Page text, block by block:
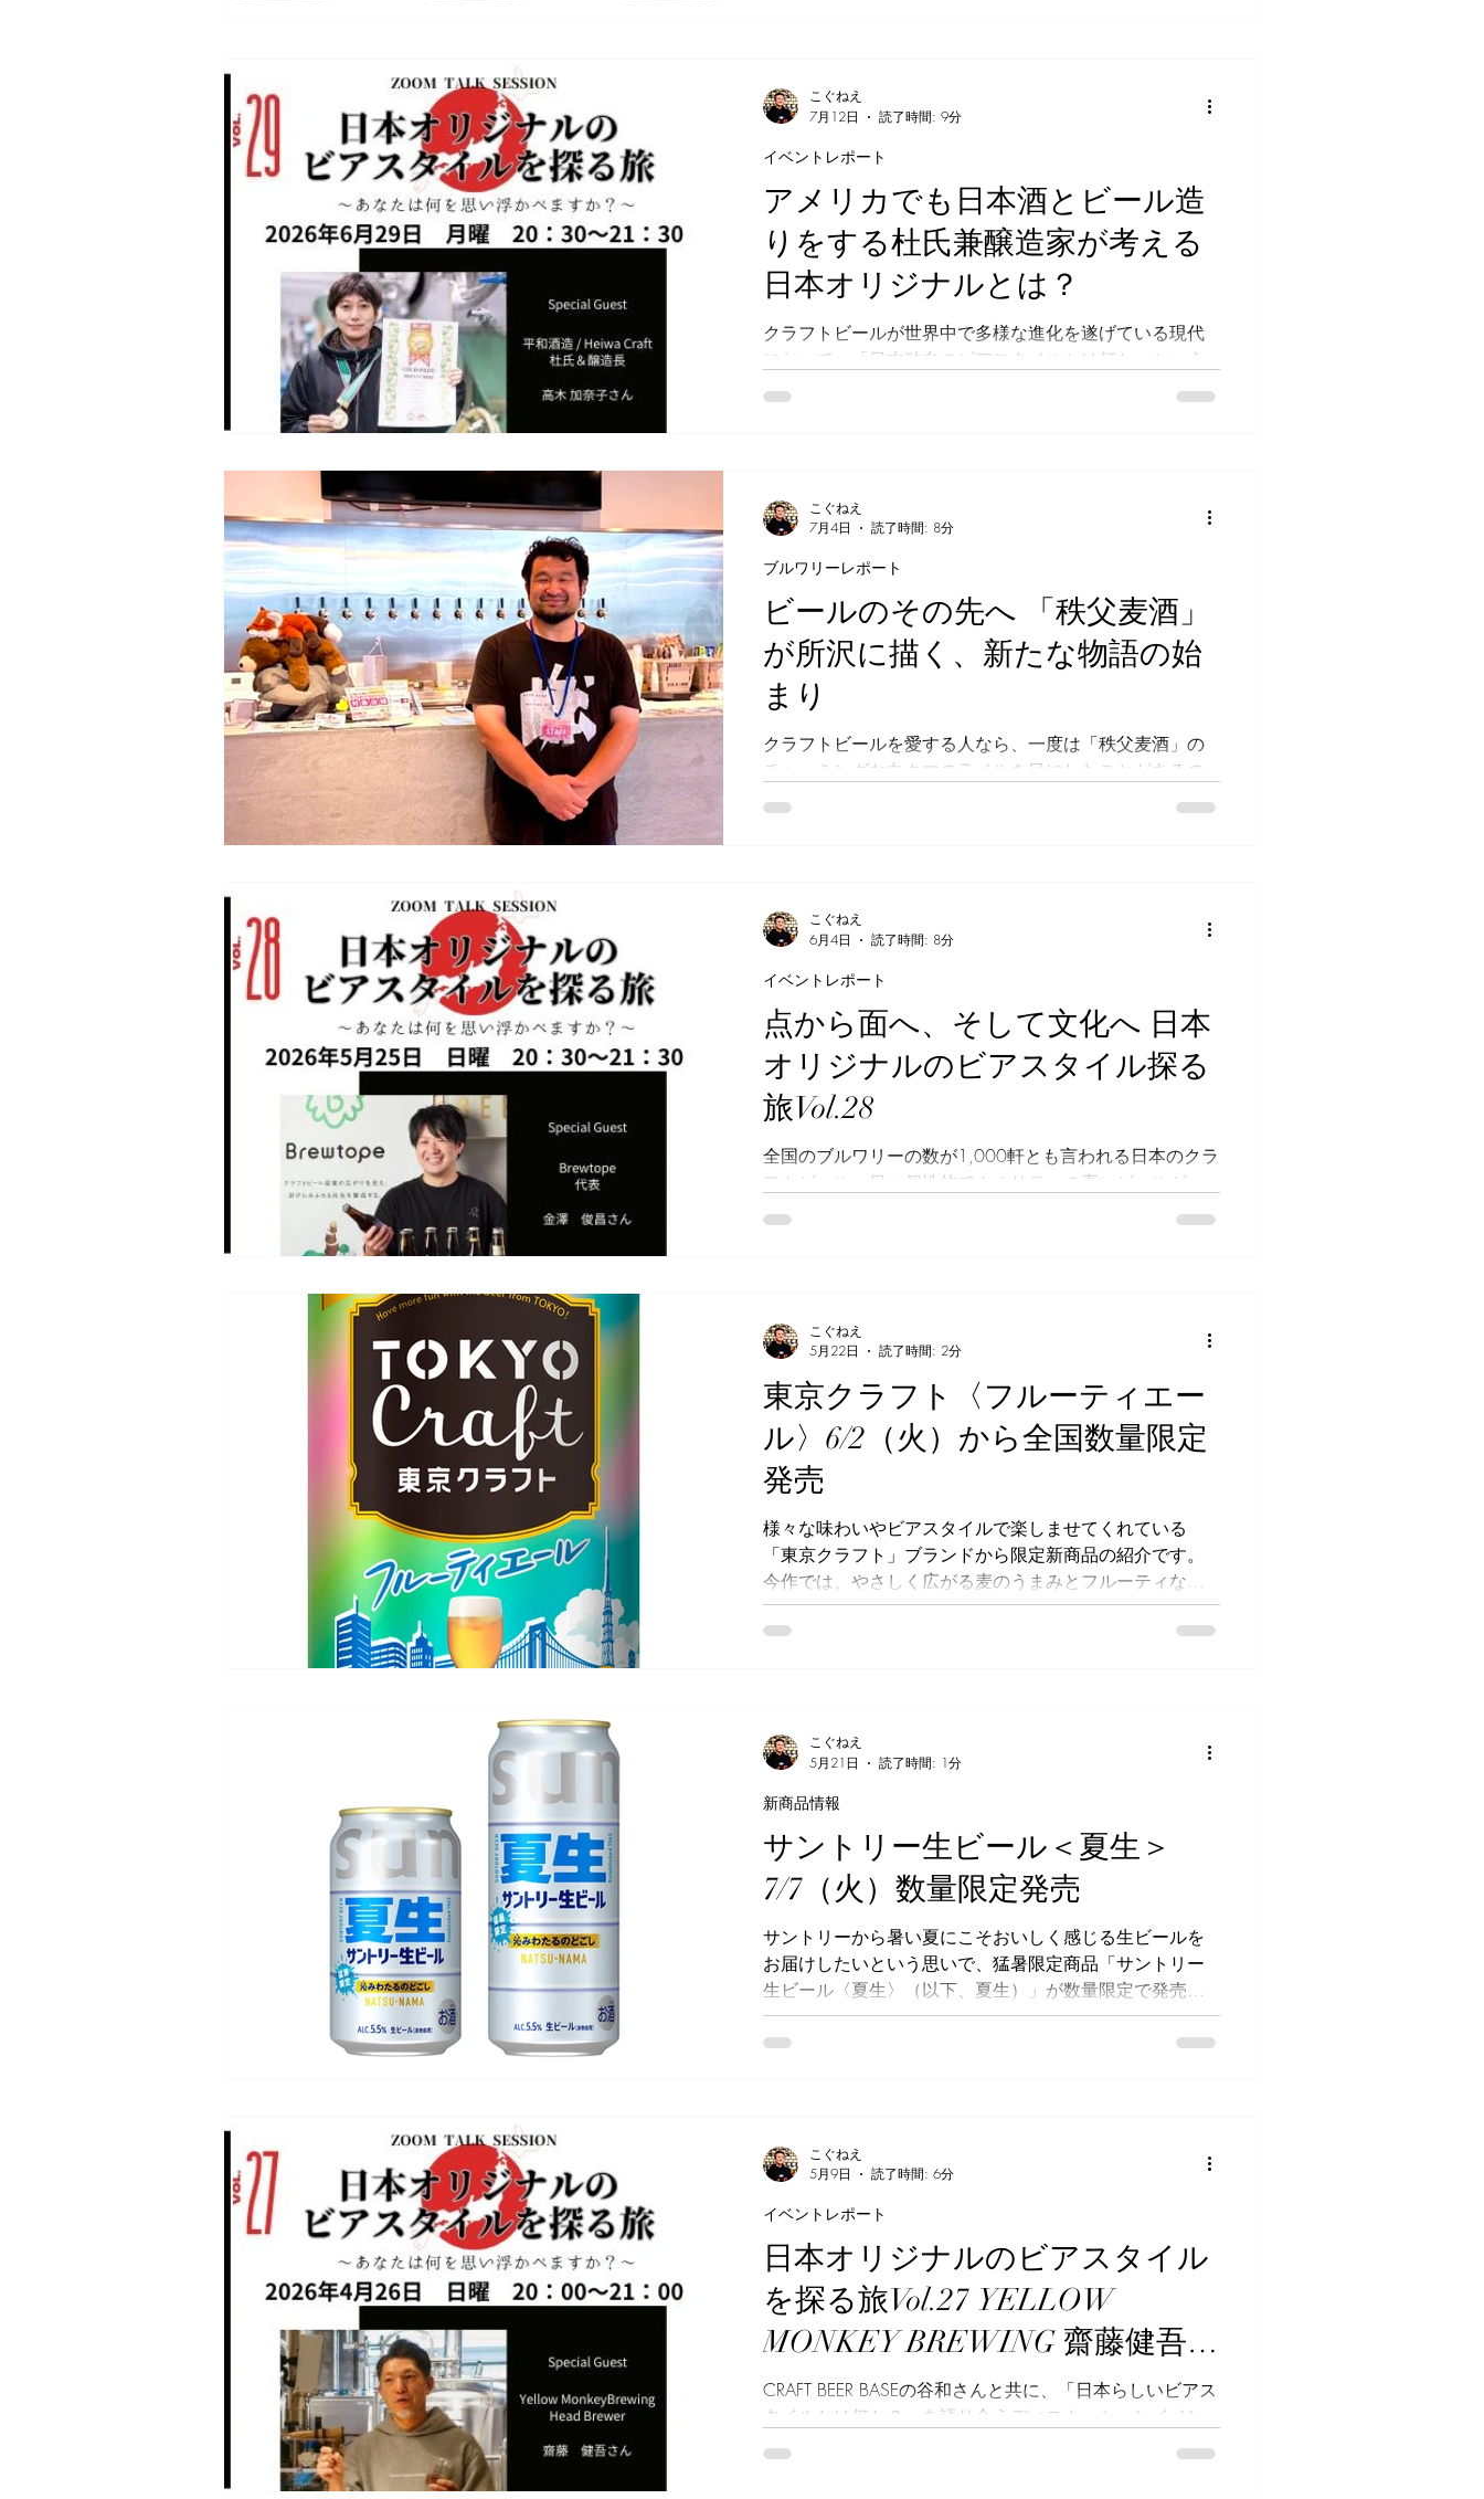
ています。“デイリービール”の市場を創造するとともに、
「金麦」はブランドの価値をさらに磨いていくことで、
ています。 今回、「金麦」「同〈糖質75％オフ〉」で
は、従来よりも麦芽比率を高め、ビール製法へと変更す
ることで、いずれも好評である中味の骨格はそのまま、
麦のうまみ・飲みごたえを強化するとともに、澄んだ後
味を感じられる生ビールに仕上げています。また、「同
〈豊潤〉」てダイヤモンド麦芽の一部使用、ダブルデコ
クション製法、銅炊き仕込により麦の豊かな味わいを余
すことなく引き出しながら、す
アメリカでも日本酒とビール造
りをする杜氏兼醸造家が考える
日本オリジナルとは？
クラフトビールが世界中で多様な進化を遂げている現代
において、「日本独自のビアスタイルとは何か」という
問いは、国内だけではなく、海外の醸造家たちも関心を
ないというCRAFT BEER BASEの谷さんと髙木さん。今回
は、麹や酒粕といった日本酒伝統の技法や素材をいかに
ビールへ昇華させるか、そしてその可能性が世界でどう
評価されているかが、熱く深く語られました。 伝統素材
「酒粕」をビールに溶かす職人技と苦悩 イベントの冒頭
は、谷さんが用意した平和酒造の「デュンケルヴァイツ
ェン」の話題からスタート。このビールには「酒粕」が
副原料として使用されており、ここから話は一気にディ
ープな醸造技術の裏側へと進んでいきました。 髙木さん
によると、酒粕はビール造りにおいて「最も扱いが難し
い素材の1つ」だと言います。酒粕とは本来、日本酒の搾
り（上槽）の最終工程で清酒と
イベントレポート
こぐねえ
7月12日
読了時間: 9分
ビールのその先へ 「秩父麦酒」
が所沢に描く、新たな物語の始
まり
クラフトビールを愛する人なら、一度は「秩父麦酒」の
チャーミングな白クマのラベルを目にしたことがあるの
ではないでしょうか。 秩父の豊かな自然の中で育まれ、
の提供場所ではなく、造り手と飲み手が交流し、全く新
台を目指した場所です。 秩父という原点から離れ、なぜ
彼らはこの場所で新たな旗を揚げ、一体どんな未来を見
据えているのでしょうか。秩父麦酒代表社員である丹広
大（たん こうだい）さんにお話を聞きました。 「CRAFT
BEER STAND ゆい」が提示する、新しい場所の在り方 新
店舗は、構想からオープンまで1年以上の時間をかけて準
備されました。しかし、その過程は決して順風満帆なテ
ナント入居ではありませんでした。彼らが最も慎重に検
討したのは、「秩父で育んできたビールが造りづらくな
る」環境ではな
ブルワリーレポート
こぐねえ
7月4日
読了時間: 8分
点から面へ、そして文化へ 日本
オリジナルのビアスタイル探る
旅Vol.28
全国のブルワリーの数が1,000軒とも言われる日本のクラ
フトビール。日々個性的でクオリティの高いビールが
次々と生み出されています。 2022年から「日本オリジナ
株式会社の金澤俊昌さんをゲストにお迎えしました。 無
題のドキュメント 造り手の視点と、流通・マーケットの
視点が交差したとき、今までの視点にはなかった「これ
からの日本のクラフトビールシーン」の新たな輪郭が見
えてきました。 データと市場の声から見える「日本らし
さ」の現在地 「Otomoni」をスタートして約6年。現在で
は全国500社以上のブルワリーとお付き合いがあるという
金澤さん。当初は一般家庭向けの定期便から始まったサ
ービスも、近年は飲食店・小売・施設向けの事業、さら
には企業のイベント利用やギフトまで、クラフトビール
の流通網を広げる活動へと進化を遂げています。
イベントレポート
こぐねえ
6月4日
読了時間: 8分
東京クラフト〈フルーティエー
ル〉6/2（火）から全国数量限定
発売
様々な味わいやビアスタイルで楽しませてくれている
「東京クラフト」ブランドから限定新商品の紹介です。
今作では、やさしく広がる麦のうまみとフルーティな香
りが特長です。 中味は、ハラタウブランホップとギャラ
クシーホップの2種類のホップを一部使用し、上面発酵酵
がる麦のうまみも楽しめるビールです。 缶体のパッケー
ジは、東京の街並みのモチーフをあしらうことで、東京
生まれのビールであることを訴求。またカラフルな背景
で、「東京クラフト＜フルーティーエール＞」を通じて
届けたい“晴れやかな気分”を表現しています。 いつも、
ブログで紹介する時に書いていますが、「東京クラフ
ト」は、多様な味わいがビールにあることを知らせてく
れる素敵な商品だと思っています。今作もフルーティー
なフレーバーのホップ好きにはたまらない仕上がりにな
っているのではないかと期待してしまいます。...
こぐねえ
5月22日
読了時間: 2分
サントリー生ビール＜夏生＞
7/7（火）数量限定発売
サントリーから暑い夏にこそおいしく感じる生ビールを
お届けしたいという思いで、猛暑限定商品「サントリー
生ビール〈夏生〉（以下、夏生）」が数量限定で発売さ
れます。 「夏生」は、希少品種カリスタホップとサファ
イアホップを一部使用するとともに仕込条件を工夫する
アイコンをあしらうことで、中味の特長や商品を通じて
お届けしたい価値を表現したと言います。 夏限定と言う
のはあったと思いますが、猛暑限定は初めて見たと思い
ます。この夏、目を引く商品になるのでしょうか。これ
は、通常の「サントリー生ビール」と一緒に飲みくらべ
て違いを楽しみたいです。 発売は7月7日（火）。気にな
る方は、カレンダーにチェックを入れておいてください
ね。 サントリー生ビール〈夏生〉商品概要 品目：ビール
アルコール度数：5.5% 仕様：350ml缶・500ml缶 発売
日：2026年7月7日（火）
新商品情報
こぐねえ
5月21日
読了時間: 1分
日本オリジナルのビアスタイル
を探る旅Vol.27 YELLOW
MONKEY BREWING 齋藤健吾さ
ん
CRAFT BEER BASEの谷和さんと共に、「日本らしいビアス
タイルとは何か？」を語り合うディスカッションイベン
ト「日本オリジナルのビアスタイルを探る旅」。第27回
イベントレポート
こぐねえ
5月9日
読了時間: 6分